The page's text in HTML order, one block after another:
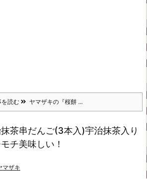
を読む ヤマザキの『桜餅 ...
茶串だんご(3本入)宇治抹茶入り
チ美味しい！
マザキ